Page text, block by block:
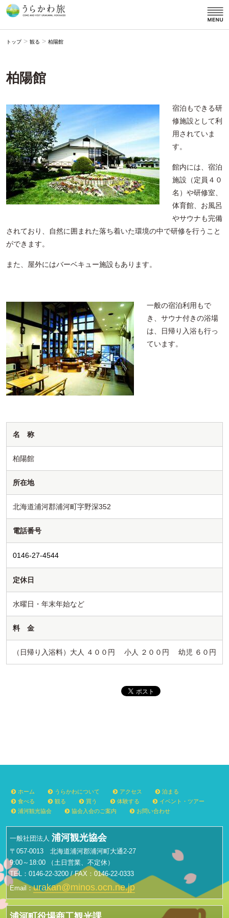
トップ> 観る > 柏陽館
柏陽館
宿泊もできる研
修施設として利
用されていま
す。
館内には、宿泊
施設（定員４０
名）や研修室、
体育館、お風呂
やサウナも完備
されており、自然に囲まれた落ち着いた環境の中で研修を行うこと
ができます。
また、屋外にはバーベキュー施設もあります。
一般の宿泊利用もで
き、サウナ付きの浴場
は、日帰り入浴も行っ
ています。
名 称
柏陽館
所在地
北海道浦河郡浦河町字野深352
電話番号
0146-27-4544
定休日
水曜日・年末年始など
料 金
（日帰り入浴料）大人 ４００円 小人 ２００円 幼児 ６０円
ホーム うらかわについて アクセス
泊まる
食べる
観る 買う 体験する
イベント・ツアー
浦河観光協会
協会入会のご案内 お問い合わせ
一般社団法人 浦河観光協会
〒057-0013 北海道浦河郡浦河町大通2-27
9:00～18:00 （土日営業、不定休）
TEL：0146-22-3200 / FAX：0146-22-0333
Email：urakan@minos.ocn.ne.jp